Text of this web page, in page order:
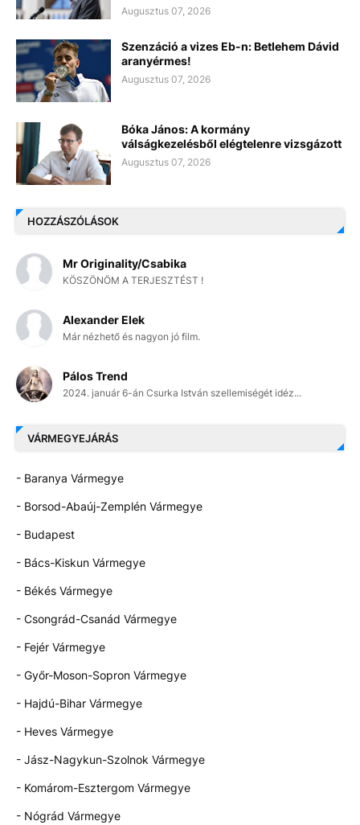
Augusztus 07, 2026
Szenzáció a vizes Eb-n: Betlehem Dávid
aranyérmes!
Augusztus 07, 2026
Bóka János: A kormány
válságkezelésből elégtelenre vizsgázott
Augusztus 07, 2026
HOZZÁSZÓLÁSOK
Mr Originality/Csabika
KÖSZÖNÖM A TERJESZTÉST !
Alexander Elek
Már nézhető és nagyon jó film.
Pálos Trend
2024. január 6-án Csurka István szellemiségét idéz...
VÁRMEGYEJÁRÁS
- Baranya Vármegye
- Borsod-Abaúj-Zemplén Vármegye
- Budapest
- Bács-Kiskun Vármegye
- Békés Vármegye
- Csongrád-Csanád Vármegye
- Fejér Vármegye
- Győr-Moson-Sopron Vármegye
- Hajdú-Bihar Vármegye
- Heves Vármegye
- Jász-Nagykun-Szolnok Vármegye
- Komárom-Esztergom Vármegye
- Nógrád Vármegye